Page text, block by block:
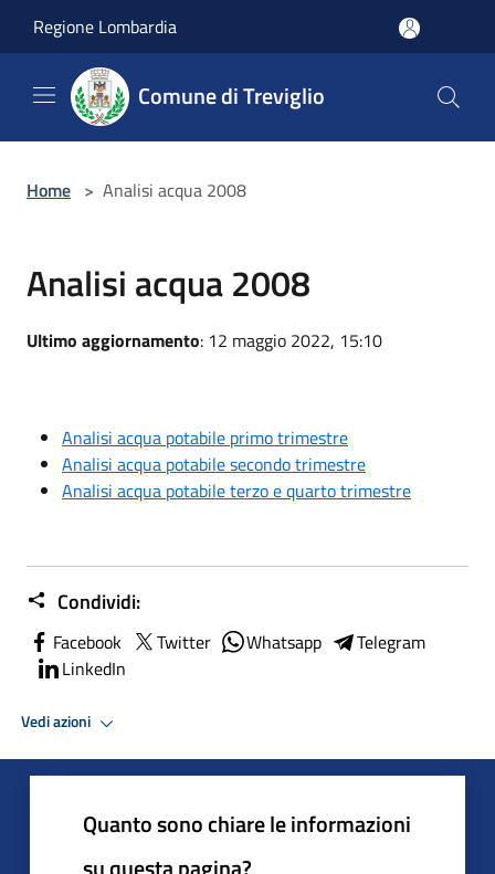
Regione Lombardia
Comune di Treviglio
Home > Analisi acqua 2008
Analisi acqua 2008
Ultimo aggiornamento: 12 maggio 2022, 15:10
Analisi acqua potabile primo trimestre
Analisi acqua potabile secondo trimestre
Analisi acqua potabile terzo e quarto trimestre
Condividi:
Facebook Twitter Whatsapp
Telegram
LinkedIn
Vedi azioni
Quanto sono chiare le informazioni